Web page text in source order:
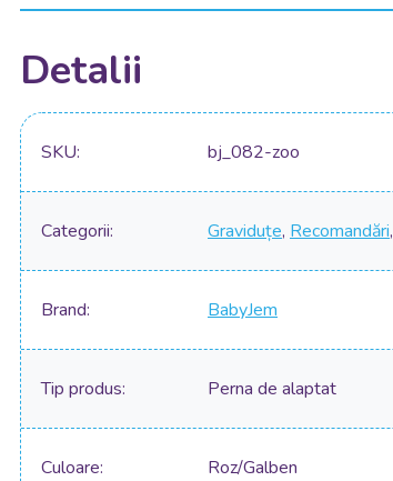
Detalii
SKU bj_082-zoo
Categorii Graviduțe, Recomandări,
Brand BabyJem
Tip produs Perna de alaptat
Culoare Roz/Galben